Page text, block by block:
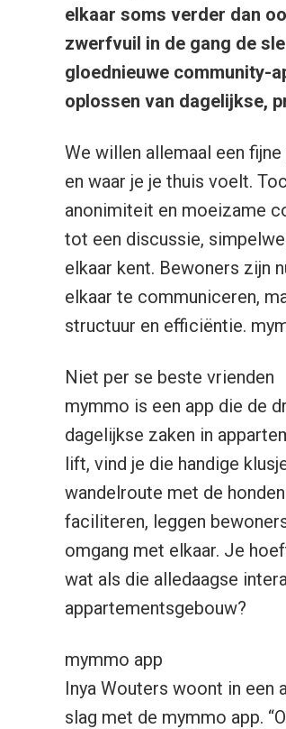
elkaar soms verder dan
zwerfvuil in de gang de
gloednieuwe community-
oplossen van dagelijkse,
We willen allemaal een
en waar je je thuis voelt.
anonimiteit en moeizame
tot een discussie,
elkaar kent. Bewoners zijn
elkaar te communiceren,
structuur en efficiëntie.
Niet per se beste vrienden
mymmo is een app die de
dagelijkse zaken in
lift, vind je die handige
wandelroute met de
faciliteren, leggen
omgang met elkaar. Je
wat als die alledaagse
appartementsgebouw?
mymmo app
Inya Wouters woont in een
slag met de mymmo app.